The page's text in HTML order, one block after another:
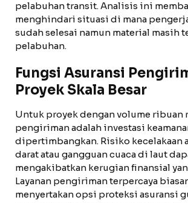
pelabuhan transit. Analisis ini
menghindari situasi di mana
sudah selesai namun material masih
pelabuhan.
Fungsi Asuransi
Proyek Skala Besar
Untuk proyek dengan volume ribuan
pengiriman adalah investasi
dipertimbangkan. Risiko kecelakaan
darat atau gangguan cuaca di laut
mengakibatkan kerugian finansial
Layanan pengiriman terpercaya
menyertakan opsi proteksi asuransi